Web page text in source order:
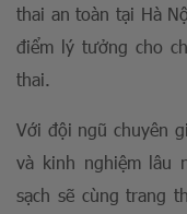
thai an toàn tại Hà
điểm lý tưởng cho
thai.
Với đội ngũ chuyên
và kinh nghiệm lâu
sạch sẽ cùng trang